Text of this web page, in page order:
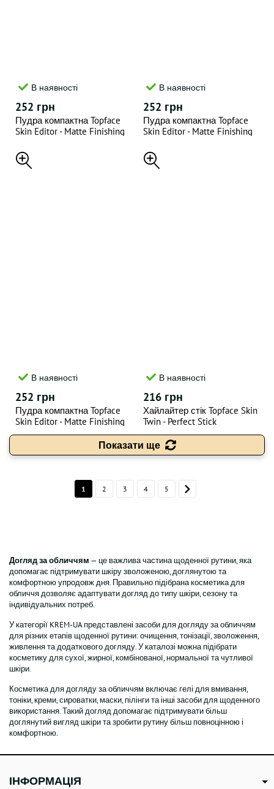
В наявності
252 грн
Пудра компактна Topface
Skin Editor - Matte Finishing
В наявності
252 грн
Пудра компактна Topface
Skin Editor - Matte Finishing
В наявності
252 грн
Пудра компактна Topface
Skin Editor - Matte Finishing
Powder 10г - "005"
В наявності
216 грн
Хайлайтер стік Topface Skin
Twin - Perfect Stick
Highlighter 9г - "01"
Показати ще
1 2 3 4 5
Догляд за обличчям — це важлива частина щоденної рутини, яка
допомагає підтримувати шкіру зволоженою, доглянутою та
комфортною упродовж дня. Правильно підібрана косметика для
обличчя дозволяє адаптувати догляд до типу шкіри, сезону та
індивідуальних потреб.
У категорії KREM-UA представлені засоби для догляду за обличчям
для різних етапів щоденної рутини: очищення, тонізації, зволоження,
живлення та додаткового догляду. У каталозі можна підібрати
косметику для сухої, жирної, комбінованої, нормальної та чутливої
шкіри.
Косметика для догляду за обличчям включає гелі для вмивання,
тоніки, креми, сироватки, маски, пілінги та інші засоби для щоденного
використання. Такий догляд допомагає підтримувати більш
доглянутий вигляд шкіри та зробити рутину більш повноцінною і
комфортною.
ІНФОРМАЦІЯ